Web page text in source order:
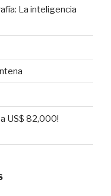
La inteligencia
US$ 82,000!